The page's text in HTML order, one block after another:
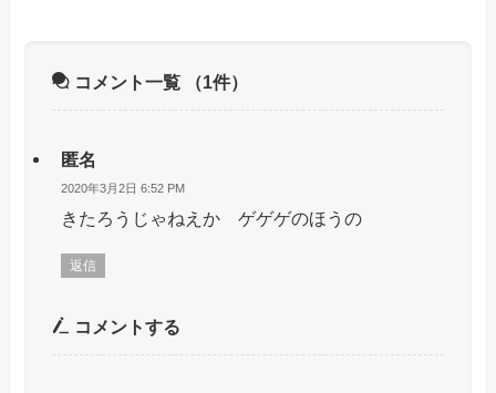
コメント一覧 （1件）
匿名
2020年3月2日 6:52 PM
きたろうじゃねえか ゲゲゲのほうの
返信
コメントする